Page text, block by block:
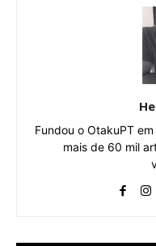
Fundou o OtakuPT
mais de 60 mil